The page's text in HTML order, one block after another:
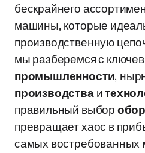
бескрайнего
машины, которые
производственную
мы разберемся с
промышленности,
производстваи
правильный выбор
превращает хаос в
самых востребованных